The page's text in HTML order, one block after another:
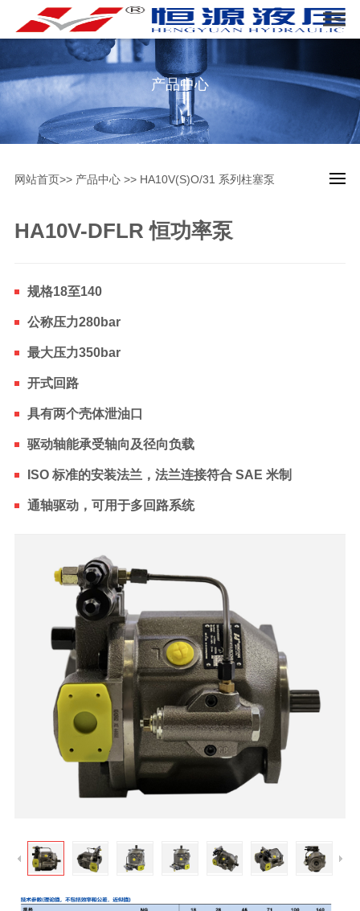
产品中心
网站首页>> 产品中心>> HA10V(S)O/31 系列柱塞泵
HA10V-DFLR 恒功率泵
规格18至140
公称压力280bar
最大压力350bar
开式回路
具有两个壳体泄油口
驱动轴能承受轴向及径向负载
ISO 标准的安装法兰，法兰连接符合 SAE 米制
通轴驱动，可用于多回路系统